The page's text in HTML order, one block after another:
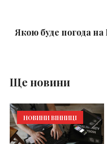
Якою буде погода
Ще новини
НОВИНИ ВІННИЦІ